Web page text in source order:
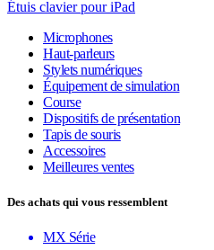
Étuis clavier pour iPad
Microphones
Haut-parleurs
Stylets numériques
Équipement de simulation
Course
Dispositifs de présentation
Tapis de souris
Accessoires
Meilleures ventes
Des achats qui vous ressemblent
MX Série